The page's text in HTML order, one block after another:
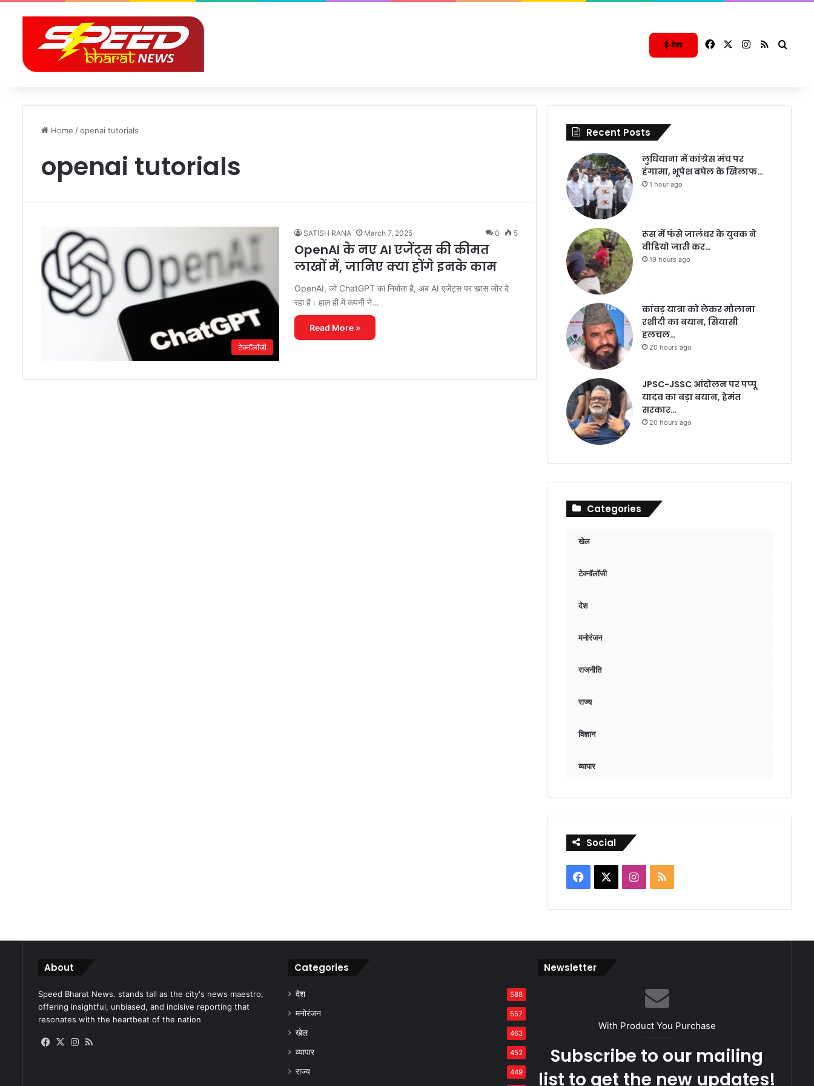
ई-पेपर FacebookInstagram
RSS
Home /openai tutorials
openai tutorials
टेक्नॉलॉजी
SATISH RANA March 7, 2025 0 5
OpenAI के नए AI एजेंट्स की कीमत
लाखों में, जानिए क्या होंगे इनके काम
OpenAI, जो ChatGPT का निर्माता है, अब AI एजेंट्स पर खास जोर दे
रहा है। हाल ही में कंपनी ने…
Read More »
Recent Posts
लुधियाना में कांग्रेस मंच पर
हंगामा, भूपेश बघेल के खिलाफ…
1 hour ago
रूस में फंसे जालंधर के युवक ने
वीडियो जारी कर…
19 hours ago
कांवड़ यात्रा को लेकर मौलाना
रशीदी का बयान, सियासी
हलचल…
20 hours ago
JPSC-JSSC आंदोलन पर पप्पू
यादव का बड़ा बयान, हेमंत
सरकार…
20 hours ago
Categories
खेल
टेक्नॉलॉजी
देश
मनोरंजन
राजनीति
राज्य
विज्ञान
व्यापार
Social
Facebook Instagram
RSS
About
Speed Bharat News. stands tall as the city's news maestro,
offering insightful, unbiased, and incisive reporting that
resonates with the heartbeat of the nation
Facebook
X Instagram
Categories
देश 588
मनोरंजन 557
खेल 463
व्यापार 452
राज्य 449
Newsletter
With Product You Purchase
Subscribe to our mailing
list to get the new updates!